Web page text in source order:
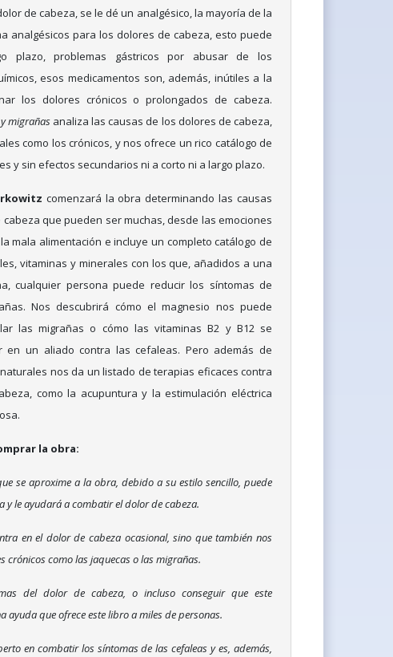
de cabeza, se le dé un analgésico, la mayoría de la
analgésicos para los dolores de cabeza, esto puede
plazo, problemas gástricos por abusar de los
esos medicamentos son, además, inútiles a la
los dolores crónicos o prolongados de cabeza.
migrañasanaliza las causas de los dolores de cabeza,
como los crónicos, y nos ofrece un rico catálogo de
y sin efectos secundarios ni a corto ni a largo plazo.
comenzará la obra determinando las causas
que pueden ser muchas, desde las emociones
mala alimentación e incluye un completo catálogo de
vitaminas y minerales con los que, añadidos a una
cualquier persona puede reducir los síntomas de
Nos descubrirá cómo el magnesio nos puede
las migrañas o cómo las vitaminas B2 y B12 se
en un aliado contra las cefaleas. Pero además de
nos da un listado de terapias eficaces contra
como la acupuntura y la estimulación eléctrica
la obra:
se aproxime a la obra, debido a su estilo sencillo, puede
y le ayudará a combatir el dolor de cabeza.
en el dolor de cabeza ocasional, sino que también nos
crónicos como las jaquecas o las migrañas.
del dolor de cabeza, o incluso conseguir que este
ayuda que ofrece este libro a miles de personas.
en combatir los síntomas de las cefaleas y es, además,